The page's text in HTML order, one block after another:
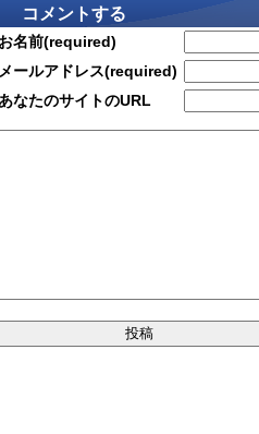
コメントする
お名前(required)
メールアドレス(required)
あなたのサイトのURL